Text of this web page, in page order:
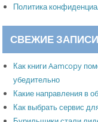
Политика
СВЕЖИЕ ЗАПИСИ
Как книги Aamcopy
убедительно
Какие направления в
Как выбрать сервис